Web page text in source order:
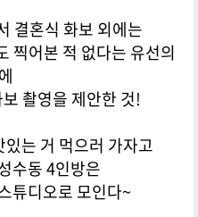
결혼식 화보 외에는
찍어본 적 없다는 유선의
촬영을 제안한 것!
는 거 먹으러 가자고
수동 4인방은
튜디오로 모인다~